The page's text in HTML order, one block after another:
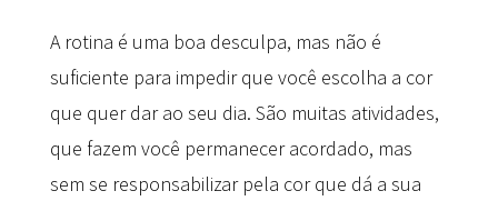
A rotina é uma boa desculpa, mas não é
suficiente para impedir que você escolha a cor
que quer dar ao seu dia. São muitas atividades,
que fazem você permanecer acordado, mas
sem se responsabilizar pela cor que dá a sua